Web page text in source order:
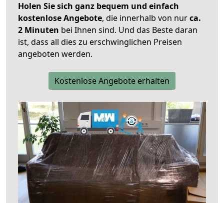
Holen Sie sich ganz bequem und einfach
kostenlose Angebote, die innerhalb von nurca.
2 Minuten bei Ihnen sind. Und das Beste daran
ist, dass all dies zu erschwinglichen Preisen
angeboten werden.
Kostenlose Angebote erhalten